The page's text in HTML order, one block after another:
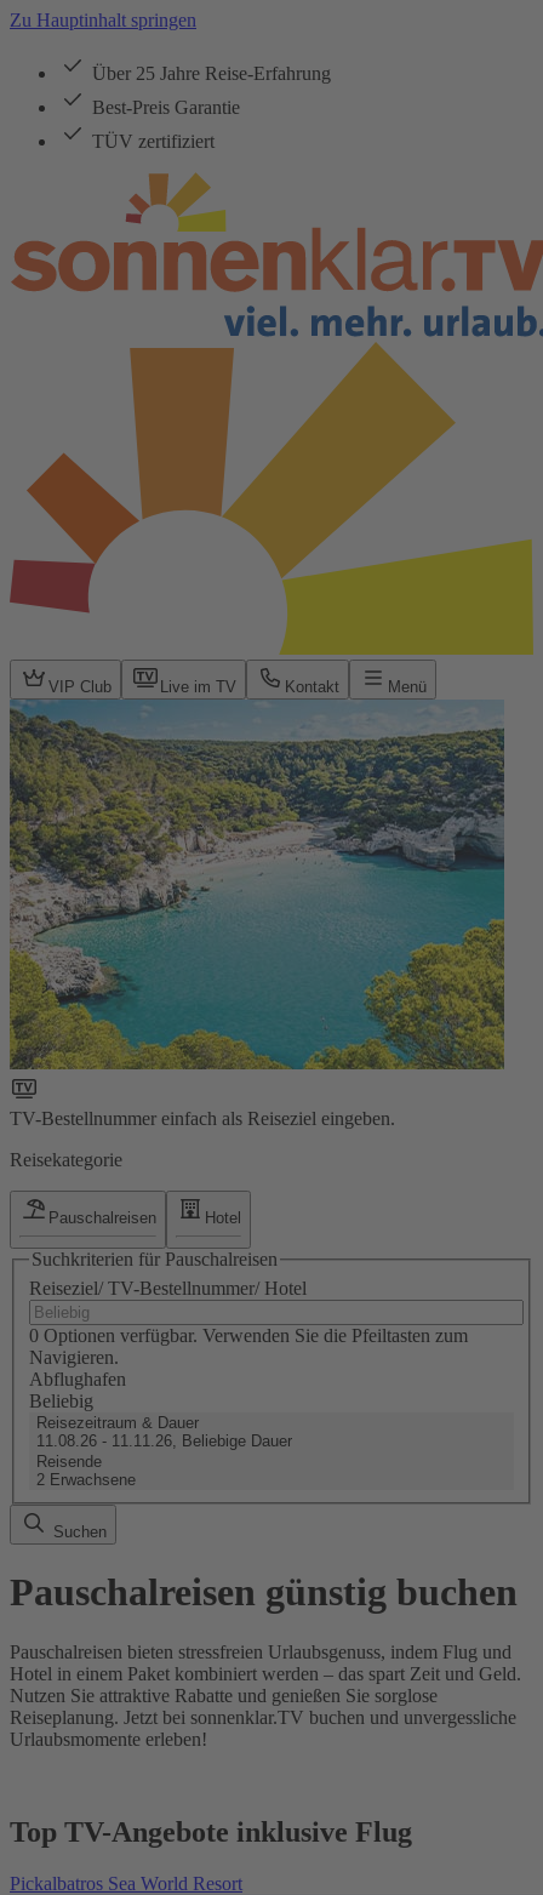
Zu Hauptinhalt springen
Über 25 Jahre Reise-Erfahrung
Best-Preis Garantie
TÜV zertifiziert
VIP Club Live im TV Kontakt Menü
TV-Bestellnummer einfach als Reiseziel eingeben.
Reisekategorie
Pauschalreisen Hotel
Suchkriterien für Pauschalreisen
Reiseziel/ TV-Bestellnummer/ Hotel
0 Optionen verfügbar. Verwenden Sie die Pfeiltasten zum
Navigieren.
Abflughafen
Beliebig
Reisezeitraum & Dauer
11.08.26 - 11.11.26, Beliebige Dauer
Reisende
2 Erwachsene
Suchen
Pauschalreisen günstig buchen
Pauschalreisen bieten stressfreien Urlaubsgenuss, indem Flug und
Hotel in einem Paket kombiniert werden – das spart Zeit und Geld.
Nutzen Sie attraktive Rabatte und genießen Sie sorglose
Reiseplanung. Jetzt bei sonnenklar.TV buchen und unvergessliche
Urlaubsmomente erleben!
Top TV-Angebote inklusive Flug
Pickalbatros Sea World Resort